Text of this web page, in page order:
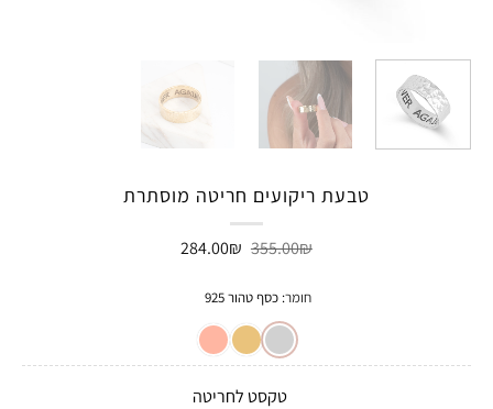
טבעת ריקועים חריטה מוסתרת
355.00₪ המחיר
355.00₪.
284.00₪ המחיר
חומר:כסף טהור 925
טקסט לחריטה